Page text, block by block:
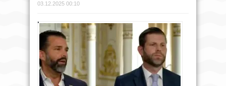
03.12.2025 00:10